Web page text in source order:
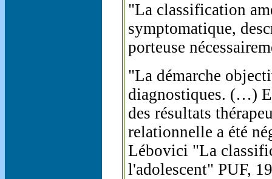
"La classification
symptomatique,
porteuse
"La démarche
diagnostiques. (…)
des résultats
relationnelle a été
Lébovici "La
l'adolescent" PUF,